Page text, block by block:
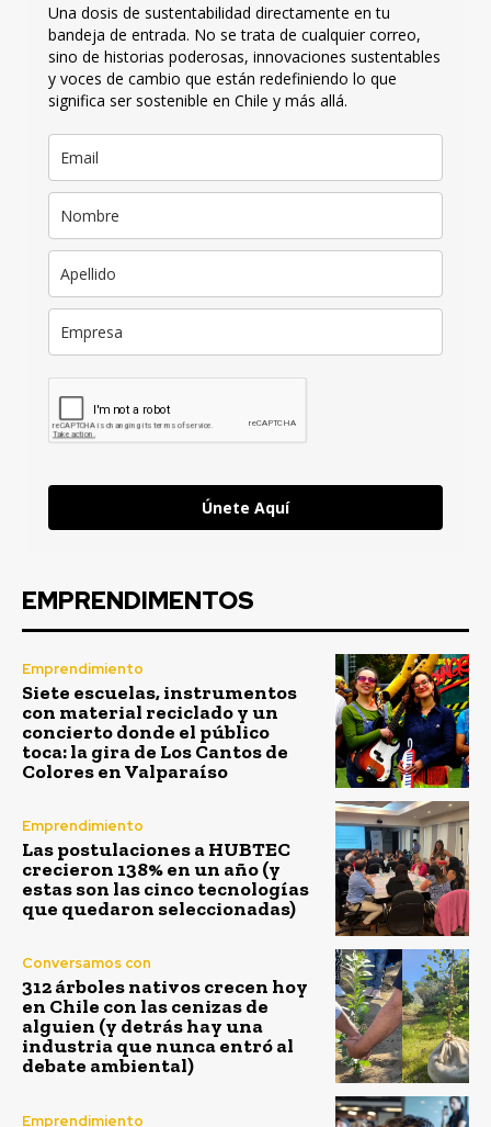
Una dosis de sustentabilidad directamente en tu
bandeja de entrada. No se trata de cualquier correo,
sino de historias poderosas, innovaciones sustentables
y voces de cambio que están redefiniendo lo que
significa ser sostenible en Chile y más allá.
Únete Aquí
EMPRENDIMENTOS
Emprendimiento
Siete escuelas, instrumentos
con material reciclado y un
concierto donde el público
toca: la gira de Los Cantos de
Colores en Valparaíso
Emprendimiento
Las postulaciones a HUBTEC
crecieron 138% en un año (y
estas son las cinco tecnologías
que quedaron seleccionadas)
Conversamos con
312 árboles nativos crecen hoy
en Chile con las cenizas de
alguien (y detrás hay una
industria que nunca entró al
debate ambiental)
Emprendimiento